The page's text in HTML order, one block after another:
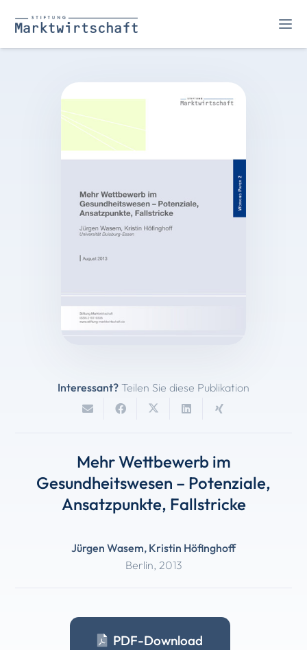
Interessant? Teilen Sie diese Publikation
Mehr Wettbewerb im
Gesundheitswesen – Potenziale,
Ansatzpunkte, Fallstricke
Jürgen Wasem, Kristin Höfinghoff
Berlin, 2013
PDF-Download